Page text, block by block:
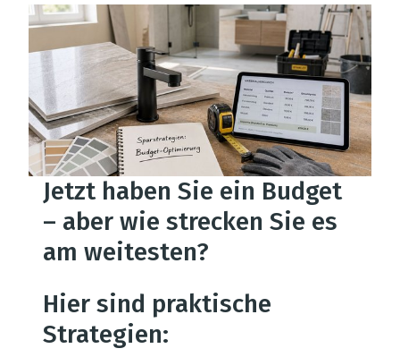
Jetzt haben Sie ein Budget
– aber wie strecken Sie es
am weitesten?
Hier sind praktische
Strategien: